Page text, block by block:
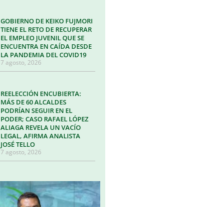
GOBIERNO DE KEIKO FUJMORI
TIENE EL RETO DE RECUPERAR
EL EMPLEO JUVENIL QUE SE
ENCUENTRA EN CAÍDA DESDE
LA PANDEMIA DEL COVID19
7 agosto, 2026
REELECCIÓN ENCUBIERTA:
MÁS DE 60 ALCALDES
PODRÍAN SEGUIR EN EL
PODER; CASO RAFAEL LÓPEZ
ALIAGA REVELA UN VACÍO
LEGAL, AFIRMA ANALISTA
JOSÉ TELLO
7 agosto, 2026